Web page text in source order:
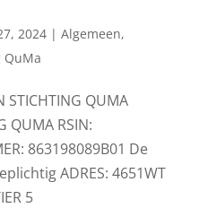
2024| Algemeen,
QuMa
STICHTING QUMA
QUMA RSIN:
863198089B01 De
ADRES: 4651WT
5